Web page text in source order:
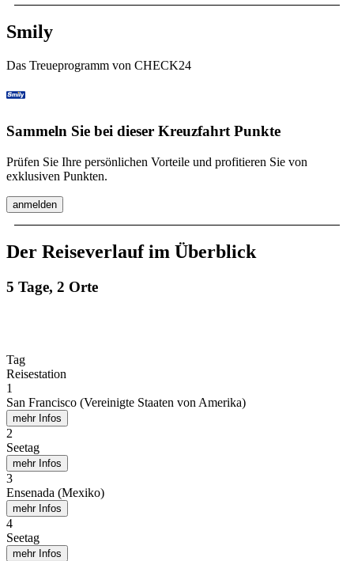
Smily
Das Treueprogramm von CHECK24
Sammeln Sie bei dieser Kreuzfahrt Punkte
Prüfen Sie Ihre persönlichen Vorteile und profitieren Sie von
exklusiven Punkten.
anmelden
Der Reiseverlauf im Überblick
5 Tage, 2 Orte
Tag
Reisestation
1
San Francisco (Vereinigte Staaten von Amerika)
mehr Infos
2
Seetag
mehr Infos
3
Ensenada (Mexiko)
mehr Infos
4
Seetag
mehr Infos